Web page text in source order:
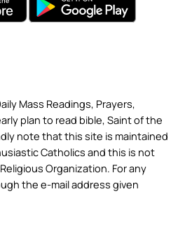
Mass Readings, Prayers,
plan to read bible, Saint of the
note that this site is maintained
Catholics and this is not
Organization. For any
the e-mail address given